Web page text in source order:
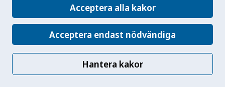
Acceptera alla kakor
Acceptera endast nödvändiga
Hantera kakor
Neisseria gonorrhoeae
Neisseria meningitidis